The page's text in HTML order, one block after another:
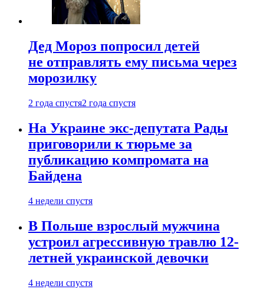
Дед Мороз попросил детей
не отправлять ему письма через
морозилку
2 года спустя2 года спустя
На Украине экс-депутата Рады
приговорили к тюрьме за
публикацию компромата на
Байдена
4 недели спустя
В Польше взрослый мужчина
устроил агрессивную травлю 12-
летней украинской девочки
4 недели спустя